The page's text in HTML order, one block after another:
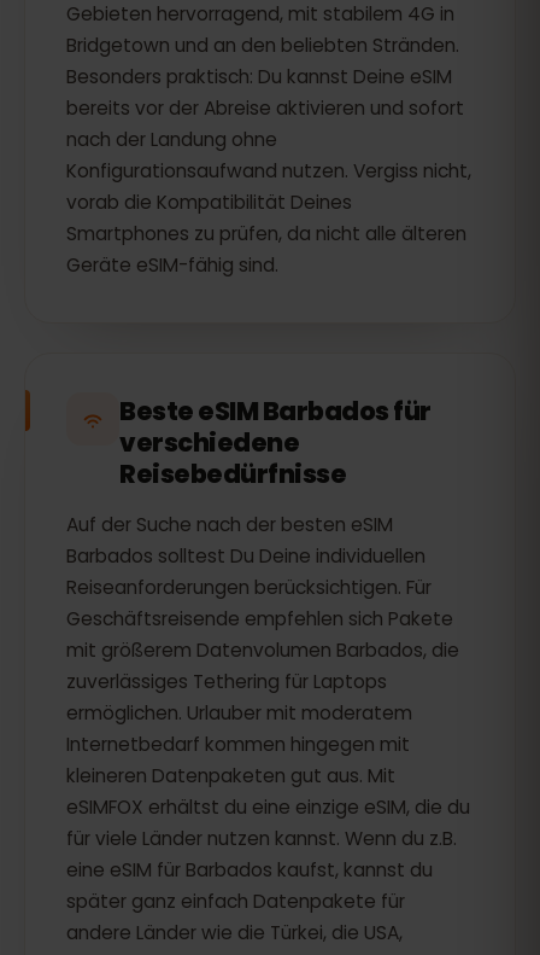
Gebieten hervorragend, mit stabilem 4G in
Bridgetown und an den beliebten Stränden.
Besonders praktisch: Du kannst Deine eSIM
bereits vor der Abreise aktivieren und sofort
nach der Landung ohne
Konfigurationsaufwand nutzen. Vergiss nicht,
vorab die Kompatibilität Deines
Smartphones zu prüfen, da nicht alle älteren
Geräte eSIM-fähig sind.
Beste eSIM Barbados für
verschiedene
Reisebedürfnisse
Auf der Suche nach der besten eSIM
Barbados solltest Du Deine individuellen
Reiseanforderungen berücksichtigen. Für
Geschäftsreisende empfehlen sich Pakete
mit größerem Datenvolumen Barbados, die
zuverlässiges Tethering für Laptops
ermöglichen. Urlauber mit moderatem
Internetbedarf kommen hingegen mit
kleineren Datenpaketen gut aus. Mit
eSIMFOX erhältst du eine einzige eSIM, die du
für viele Länder nutzen kannst. Wenn du z.B.
eine eSIM für Barbados kaufst, kannst du
später ganz einfach Datenpakete für
andere Länder wie die Türkei, die USA,